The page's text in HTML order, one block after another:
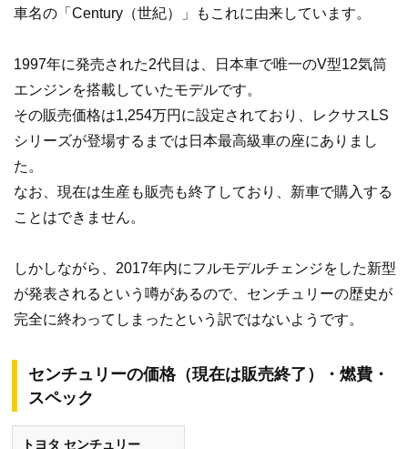
車名の「Century（世紀）」もこれに由来しています。
1997年に発売された2代目は、日本車で唯一のV型12気筒
エンジンを搭載していたモデルです。
その販売価格は1,254万円に設定されており、レクサスLS
シリーズが登場するまでは日本最高級車の座にありまし
た。
なお、現在は生産も販売も終了しており、新車で購入する
ことはできません。
しかしながら、2017年内にフルモデルチェンジをした新型
が発表されるという噂があるので、センチュリーの歴史が
完全に終わってしまったという訳ではないようです。
センチュリーの価格（現在は販売終了）・燃費・
スペック
トヨタ センチュリー